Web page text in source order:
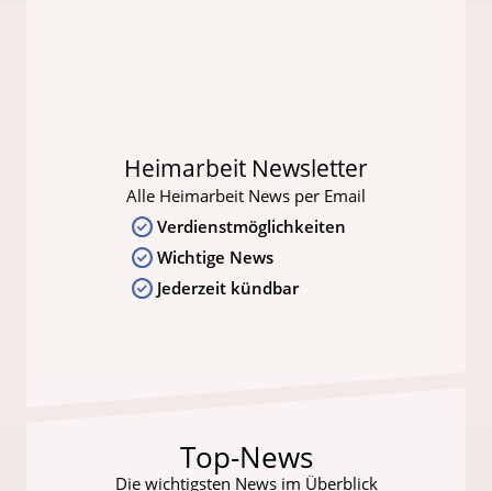
Heimarbeit Newsletter
Alle Heimarbeit News per Email
Verdienstmöglichkeiten
Wichtige News
Jederzeit kündbar
Top-News
Die wichtigsten News im Überblick